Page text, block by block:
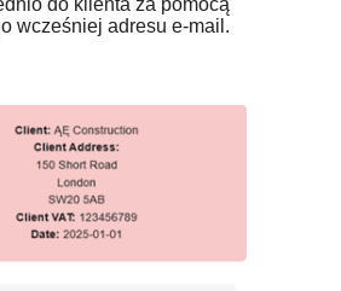
do klienta za pomocą
wcześniej adresu e-mail.